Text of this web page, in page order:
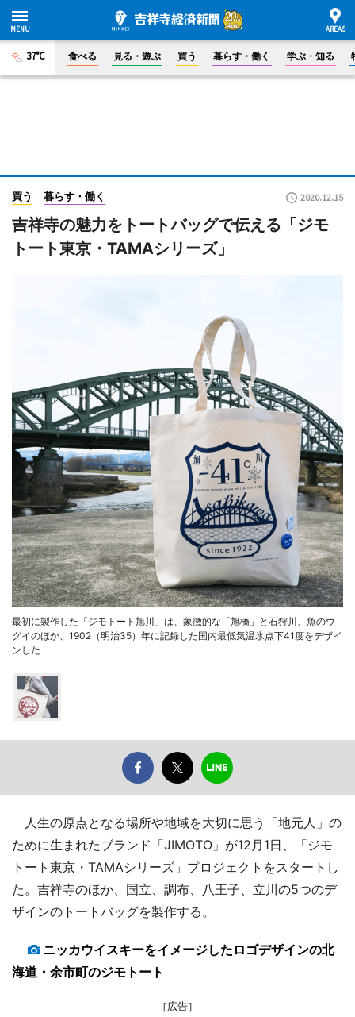
37°C 食べる 見る・遊ぶ 買う 暮らす・働く 学ぶ・知る
買う 暮らす・働く 2020.12.15
吉祥寺の魅力をトートバッグで伝える「ジモ
トート東京・TAMAシリーズ」
最初に製作した「ジモトート旭川」は、象徴的な「旭橋」と石狩川、魚のウ
グイのほか、1902（明治35）年に記録した国内最低気温氷点下41度をデザイ
ンした
人生の原点となる場所や地域を大切に思う「地元人」の
ために生まれたブランド「JIMOTO」が12月1日、「ジモ
トート東京・TAMAシリーズ」プロジェクトをスタートし
た。吉祥寺のほか、国立、調布、八王子、立川の5つのデ
ザインのトートバッグを製作する。
ニッカウイスキーをイメージしたロゴデザインの北
海道・余市町のジモトート
［広告］